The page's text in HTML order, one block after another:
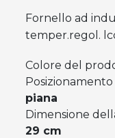
Fornello ad
temper.regol.
Colore del
piana
Dimensione
29 cm